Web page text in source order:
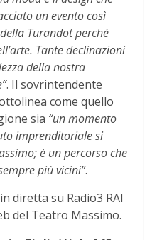
un evento così
Turandot perché
Tante declinazioni
della nostra
. Il sovrintendente
come quello
sia “un momento
imprenditoriale si
è un percorso che
più vicini”.
diretta su Radio3 RAI
del Teatro Massimo.